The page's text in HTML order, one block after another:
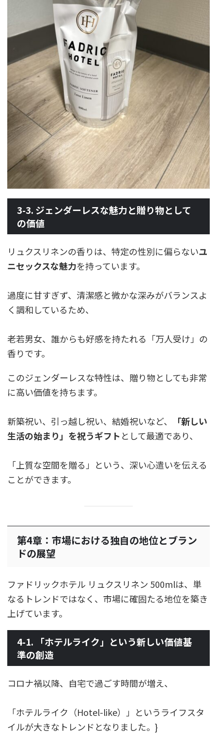
3-3. ジェンダーレスな魅力と贈り物として
の価値
リュクスリネンの香りは、特定の性別に偏らないユ
ニセックスな魅力を持っています。
過度に甘すぎず、清潔感と微かな深みがバランスよ
く調和しているため、
老若男女、誰からも好感を持たれる「万人受け」の
香りです。
このジェンダーレスな特性は、贈り物としても非常
に高い価値を持ちます。
新築祝い、引っ越し祝い、結婚祝いなど、
「新しい
生活の始まり」を祝うギフトとして最適であり、
「上質な空間を贈る」という、深い心遣いを伝える
ことができます。
第4章：市場における独自の地位とブラン
ドの展望
ファドリックホテル リュクスリネン 500mlは、単
なるトレンドではなく、市場に確固たる地位を築き
上げています。
4-1. 「ホテルライク」という新しい価値基
準の創造
コロナ禍以降、自宅で過ごす時間が増え、
「ホテルライク（Hotel-like）」というライフスタ
イルが大きなトレンドとなりました。}